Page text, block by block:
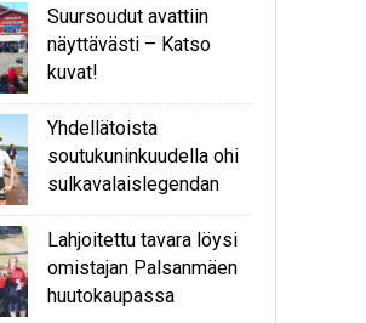
Suursoudut avattiin
näyttävästi – Katso
kuvat!
Yhdellätoista
soutukuninkuudella ohi
sulkavalaislegendan
Lahjoitettu tavara löysi
omistajan Palsanmäen
huutokaupassa